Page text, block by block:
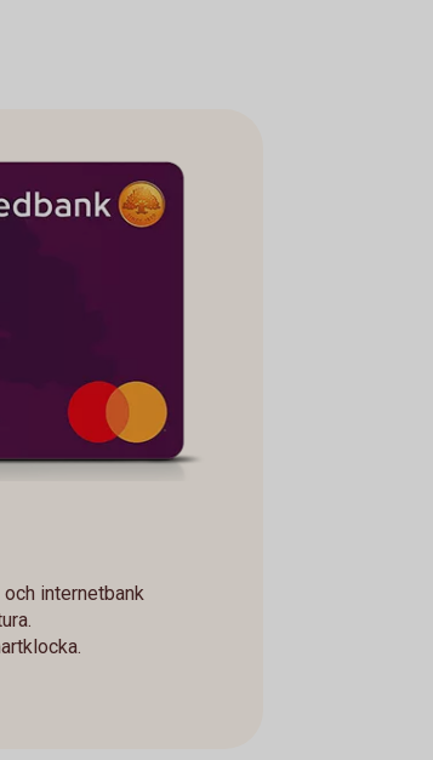
internetbank